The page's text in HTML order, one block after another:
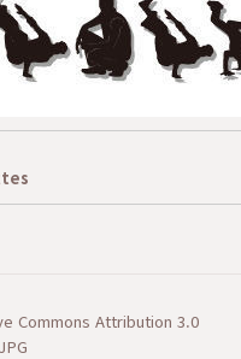
Commons Attribution 3.0